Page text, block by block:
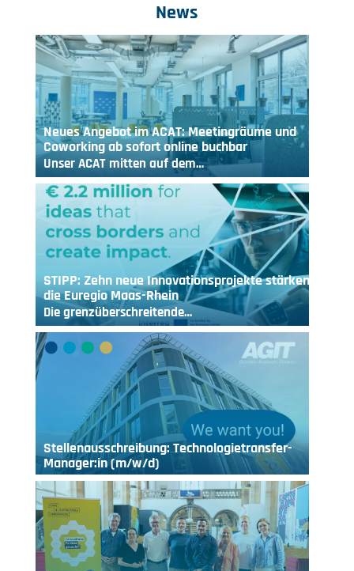
News
Neues Angebot im ACAT: Meetingräume und
Coworking ab sofort online buchbar
Unser ACAT mitten auf dem…
STIPP: Zehn neue Innovationsprojekte stärken
die Euregio Maas-Rhein
Die grenzüberschreitende…
Stellenausschreibung: Technologietransfer-
Manager:in (m/w/d)